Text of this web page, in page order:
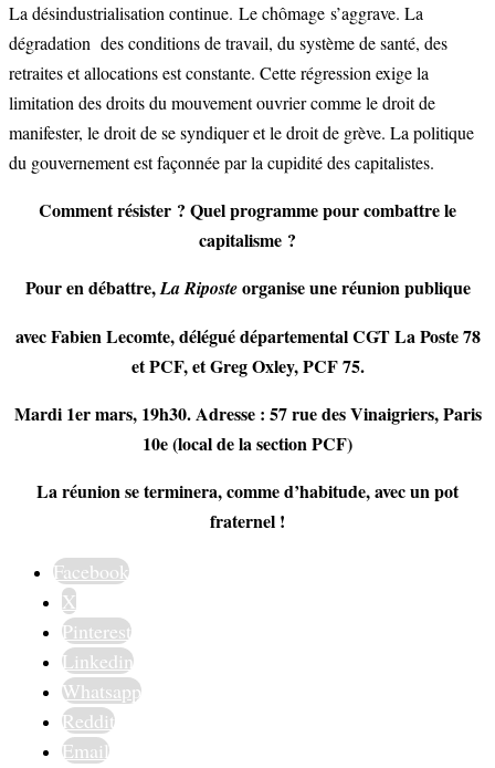
La désindustrialisation continue. Le chômage s’aggrave. La
dégradation des conditions de travail, du système de santé, des
retraites et allocations est constante. Cette régression exige la
limitation des droits du mouvement ouvrier comme le droit de
manifester, le droit de se syndiquer et le droit de grève. La politique
du gouvernement est façonnée par la cupidité des capitalistes.
Comment résister ? Quel programme pour combattre le
capitalisme ?
Pour en débattre,La Riposteorganise une réunion publique
avec Fabien Lecomte, délégué départemental CGT La Poste 78
et PCF, et Greg Oxley, PCF 75.
Mardi 1er mars, 19h30. Adresse : 57 rue des Vinaigriers, Paris
10e (local de la section PCF)
La réunion se terminera, comme d’habitude, avec un pot
fraternel !
Facebook
X
Pinterest
Linkedin
Whatsapp
Reddit
Email